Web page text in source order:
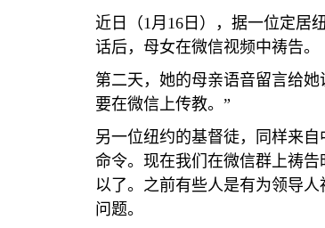
近日（1月 16 日），据一位定居
话后，母女在微信视频中祷告。
第二天，她的母亲语音留言给她
要在微信上传教。 ”
另一位纽约的基督徒，同样来
命令。现在我们在微信群上祷告
以了。之前有些人是有为领导人
问题。